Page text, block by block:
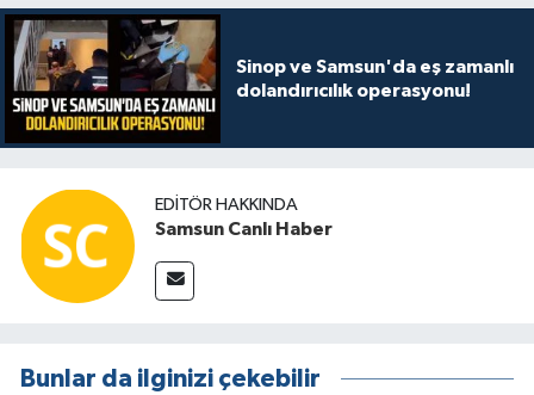
Sinop ve Samsun'da eş zamanlı
dolandırıcılık operasyonu!
EDITÖR HAKKINDA
Samsun Canlı Haber
Bunlar da ilginizi çekebilir